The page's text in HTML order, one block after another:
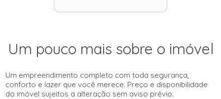
Um pouco mais sobre o imóvel
Um empreendimento completo com toda segurança,
conforto e lazer que você merece. Preço e disponibilidade
do imóvel sujeitos a alteração sem aviso prévio.